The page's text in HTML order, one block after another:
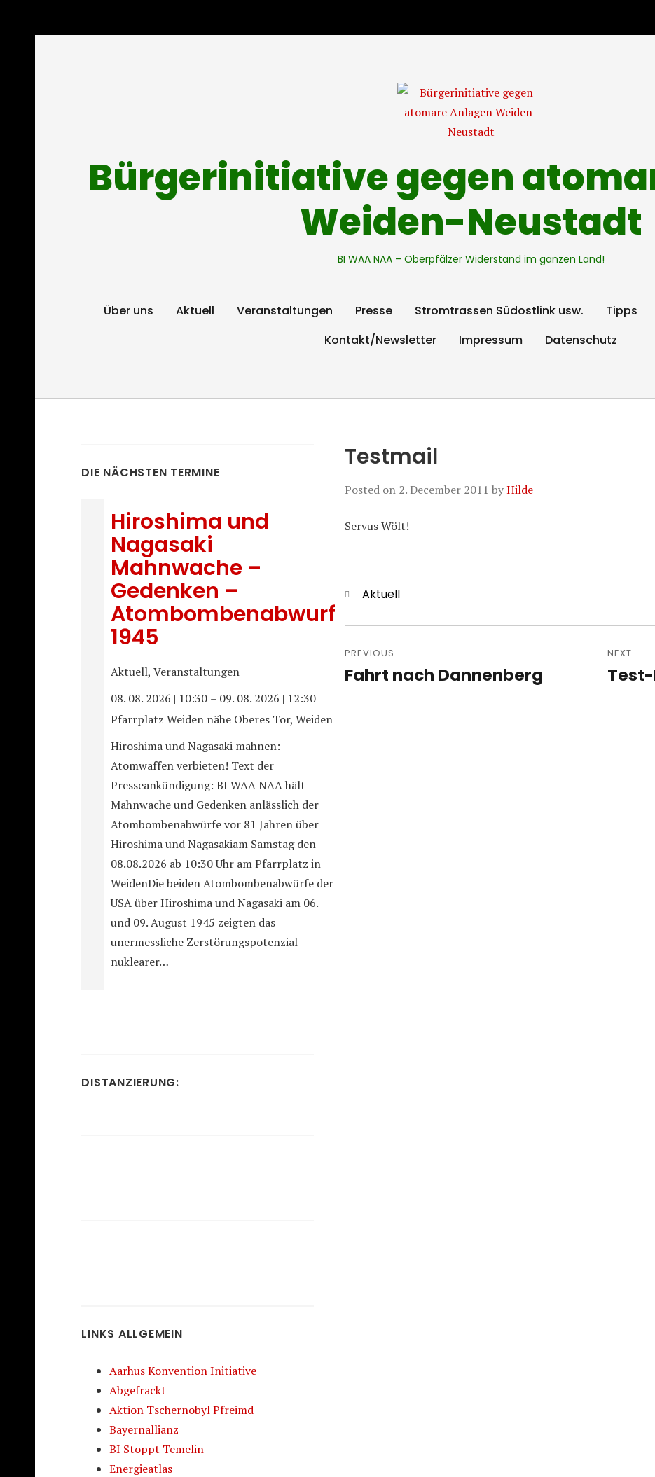
Bürgerinitiative gegen
Weiden-Neustadt
BI WAA NAA – Oberpfälzer Widerstand im ganzen Land!
Über uns Aktuell Veranstaltungen Presse Stromtrassen Südostlink usw. Tipps
Kontakt/Newsletter
Impressum Datenschutz
Testmail
Posted on 2. December 2011 byHilde
Servus Wölt!
Categories
Aktuell
navigation
PREVIOUS
Previous
Fahrt nach Dannenberg
NEXT
Next
DIE NÄCHSTEN TERMINE
Hiroshima und
Nagasaki
Mahnwache –
Gedenken –
Atombombenabwurf
1945
Aktuell, Veranstaltungen
08. 08. 2026 | 10:30 – 09. 08. 2026 | 12:30
Pfarrplatz Weiden nähe Oberes Tor, Weiden
Hiroshima und Nagasaki mahnen:
Atomwaffen verbieten! Text der
Presseankündigung: BI WAA NAA hält
Mahnwache und Gedenken anlässlich der
Atombombenabwürfe vor 81 Jahren über
Hiroshima und Nagasakiam Samstag den
08.08.2026 ab 10:30 Uhr am Pfarrplatz in
WeidenDie beiden Atombombenabwürfe der
USA über Hiroshima und Nagasaki am 06.
und 09. August 1945 zeigten das
unermessliche Zerstörungspotenzial
nuklearer…
DISTANZIERUNG:
LINKS ALLGEMEIN
Aarhus Konvention Initiative
Abgefrackt
Aktion Tschernobyl Pfreimd
Bayernallianz
BI Stoppt Temelin
Energieatlas